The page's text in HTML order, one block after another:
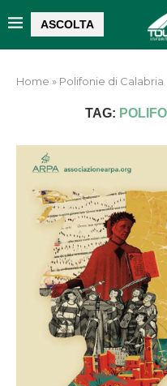
ASCOLTA
Home » Polifonie di Calabria
TAG: